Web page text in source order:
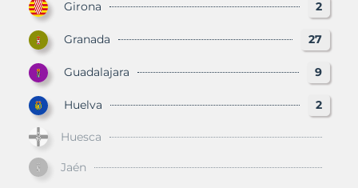
Girona 2
Granada 27
Guadalajara 9
Huelva 2
Huesca
Jaén